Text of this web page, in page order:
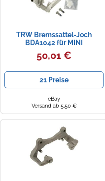
TRW Bremssattel-Joch
BDA1042 für MINI
Countryman & Paceman
50,01 €
21 Preise
eBay
Versand ab 5,50 €